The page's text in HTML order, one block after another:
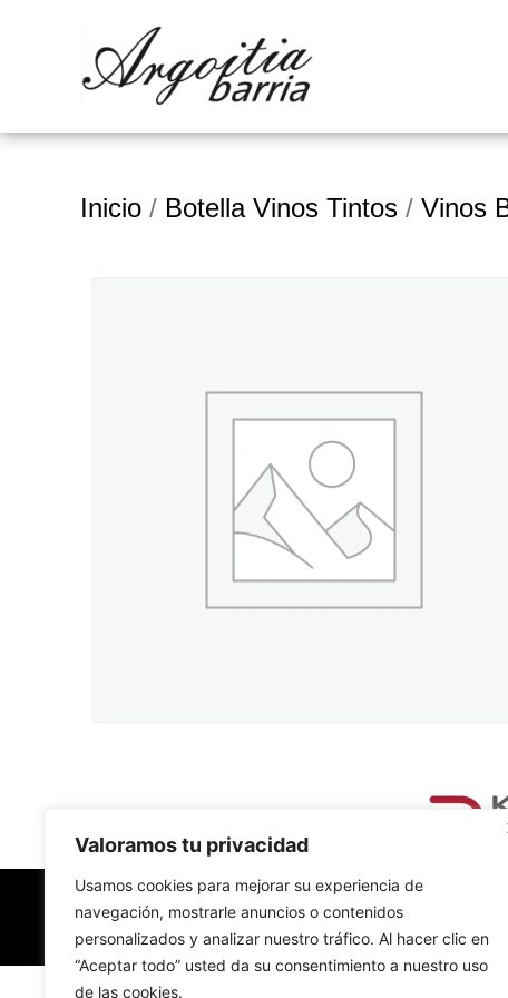
Valoramos tu privacidad
Usamos cookies para mejorar su experiencia de
navegación, mostrarle anuncios o contenidos
personalizados y analizar nuestro tráfico. Al hacer clic en
“Aceptar todo” usted da su consentimiento a nuestro uso
de las cookies.
Inicio / Botella Vinos Tintos / Vinos